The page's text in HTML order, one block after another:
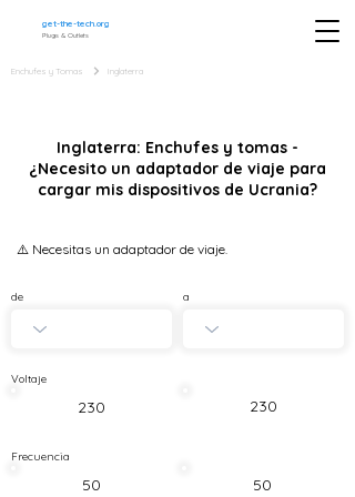
get-the-tech.org
Plugs & Outlets
Enchufes y Tomas Inglaterra
Inglaterra: Enchufes y tomas -
¿Necesito un adaptador de viaje para
cargar mis dispositivos de Ucrania?
⚠️ Necesitas un adaptador de viaje.
de a
Voltaje
230 230
Frecuencia
50 50